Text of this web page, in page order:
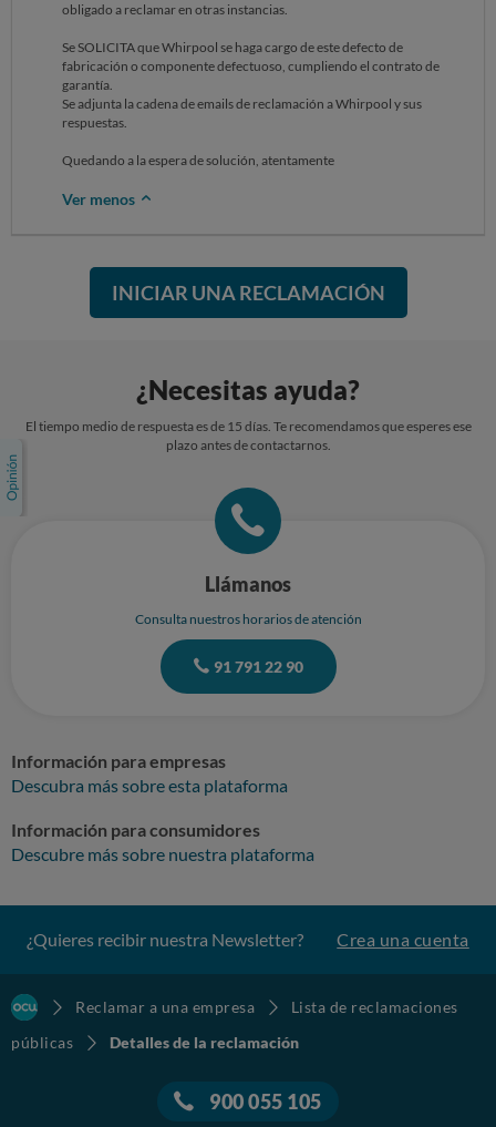
obligado a reclamar en otras instancias.
Se SOLICITA que Whirpool se haga cargo de este defecto de
fabricación o componente defectuoso, cumpliendo el contrato de
garantía.
Se adjunta la cadena de emails de reclamación a Whirpool y sus
respuestas.
Quedando a la espera de solución, atentamente
Ver menos
INICIAR UNA RECLAMACIÓN
¿Necesitas ayuda?
El tiempo medio de respuesta es de 15 días. Te recomendamos que esperes ese
plazo antes de contactarnos.
Llámanos
Consulta nuestros horarios de atención
91 791 22 90
Información para empresas
Descubra más sobre esta plataforma
Información para consumidores
Descubre más sobre nuestra plataforma
¿Quieres recibir nuestra Newsletter? Crea una cuenta
Reclamar a una empresa
Lista de reclamaciones
públicas
Detalles de la reclamación
900 055 105